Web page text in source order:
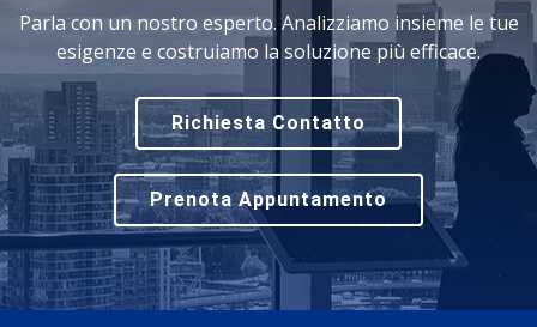
Parla con un nostro esperto. Analizziamo insieme le tue
esigenze e costruiamo la soluzione più efficace.
Richiesta Contatto
Prenota Appuntamento